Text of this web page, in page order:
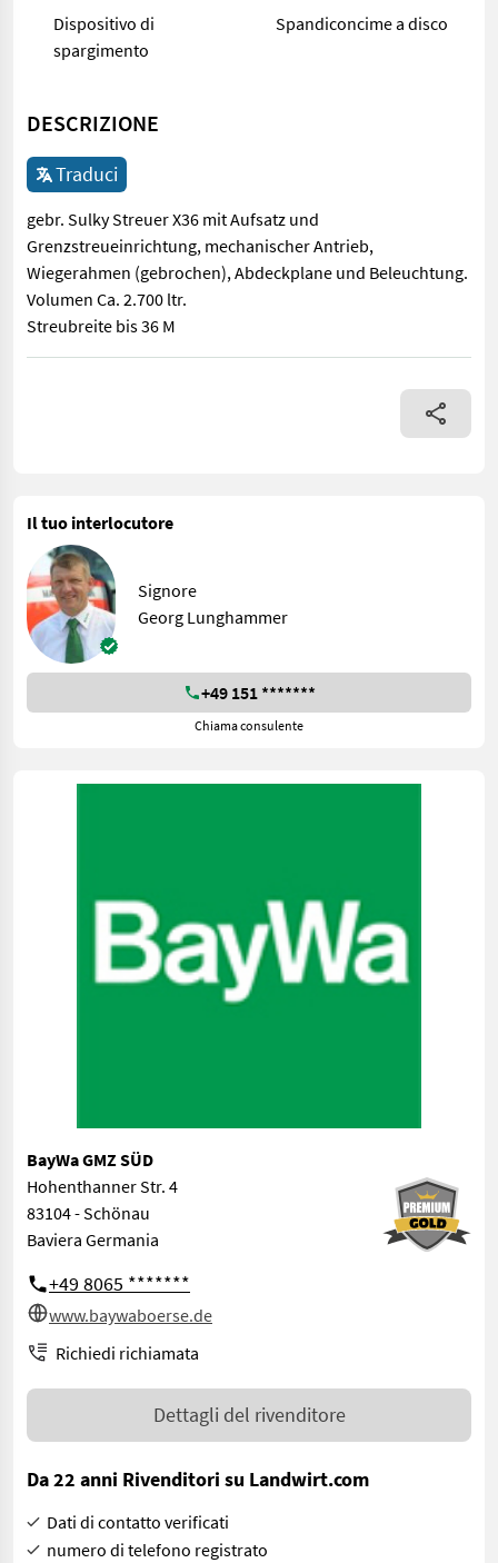
Dispositivo di
spargimento
Spandiconcime a disco
DESCRIZIONE
Traduci
gebr. Sulky Streuer X36 mit Aufsatz und
Grenzstreueinrichtung, mechanischer Antrieb,
Wiegerahmen (gebrochen), Abdeckplane und Beleuchtung.
Volumen Ca. 2.700 ltr.
Streubreite bis 36 M
gebr. Sulky Streuer X36 mit Aufsatz und
Il tuo interlocutore
Signore
Georg Lunghammer
+49 151 *******
Chiama consulente
BayWa GMZ SÜD
Hohenthanner Str. 4
83104 - Schönau
Baviera Germania
+49 8065 *******
www.baywaboerse.de
Richiedi richiamata
Dettagli del rivenditore
Da 22 anni Rivenditori su Landwirt.com
Dati di contatto verificati
numero di telefono registrato